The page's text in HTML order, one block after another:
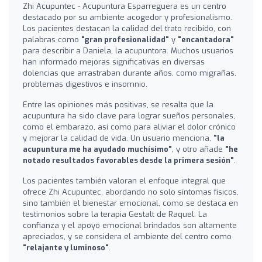
Zhi Acupuntec - Acupuntura Esparreguera es un centro
destacado por su ambiente acogedor y profesionalismo.
Los pacientes destacan la calidad del trato recibido, con
palabras como "gran profesionalidad" y "encantadora"
para describir a Daniela, la acupuntora. Muchos usuarios
han informado mejoras significativas en diversas
dolencias que arrastraban durante años, como migrañas,
problemas digestivos e insomnio.
Entre las opiniones más positivas, se resalta que la
acupuntura ha sido clave para lograr sueños personales,
como el embarazo, así como para aliviar el dolor crónico
y mejorar la calidad de vida. Un usuario menciona, "la
acupuntura me ha ayudado muchísimo", y otro añade "he
notado resultados favorables desde la primera sesión".
Los pacientes también valoran el enfoque integral que
ofrece Zhi Acupuntec, abordando no solo síntomas físicos,
sino también el bienestar emocional, como se destaca en
testimonios sobre la terapia Gestalt de Raquel. La
confianza y el apoyo emocional brindados son altamente
apreciados, y se considera el ambiente del centro como
"relajante y luminoso".